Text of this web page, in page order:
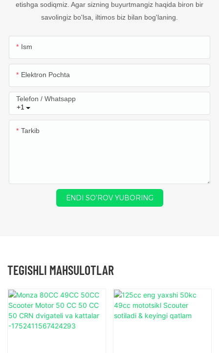
etishga sodiqmiz. Agar sizning buyurtmangiz haqida biron bir
savolingiz bo'lsa, iltimos biz bilan bog'laning.
Ism
Elektron Pochta
+1
Telefon / Whatsapp
Tarkib
ENDI SO'ROV YUBORING
TEGISHLI MAHSULOTLAR